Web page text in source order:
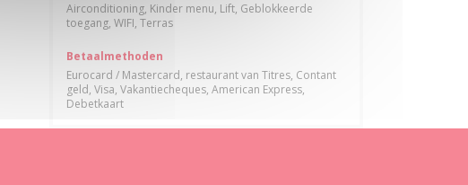
Airconditioning, Kinder menu, Lift, Geblokkeerde
toegang, WIFI, Terras
Betaalmethoden
Eurocard / Mastercard, restaurant van Titres, Contant
geld, Visa, Vakantiecheques, American Express,
Debetkaart